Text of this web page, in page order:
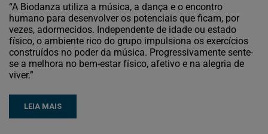
“A Biodanza utiliza a música, a dança e o encontro
humano para desenvolver os potenciais que ficam, por
vezes, adormecidos. Independente de idade ou estado
físico, o ambiente rico do grupo impulsiona os exercícios
construídos no poder da música. Progressivamente sente-
se a melhora no bem-estar físico, afetivo e na alegria de
viver.”
LEIA MAIS